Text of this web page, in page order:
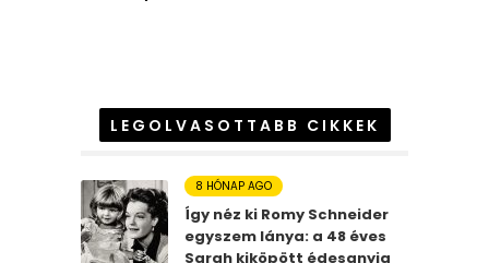
LEGOLVASOTTABB CIKKEK
8 HÓNAP AGO
Így néz ki Romy Schneider
egyszem lánya: a 48 éves
Sarah kiköpött édesanyja